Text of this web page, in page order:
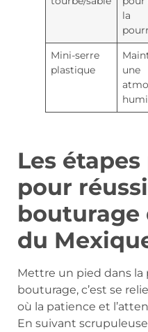
la
Mini-serre
plastique
une
Les
pour
bouturage
du
Mettre un pied dans
bouturage, c’est se
où la patience et
En suivant